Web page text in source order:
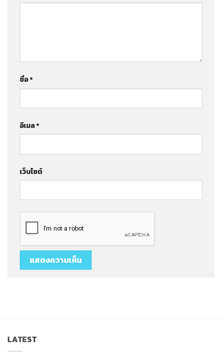
ชื่อ*
อีเมล*
เว็บไซต์
LATEST